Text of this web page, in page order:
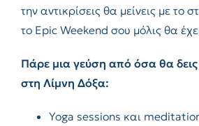
την αντικρίσεις θα μείνεις με το
το Epic Weekend σου μόλις θα
Πάρε μια γεύση από όσα θα δεις
στη Λίμνη Δόξα:
Yoga sessions και